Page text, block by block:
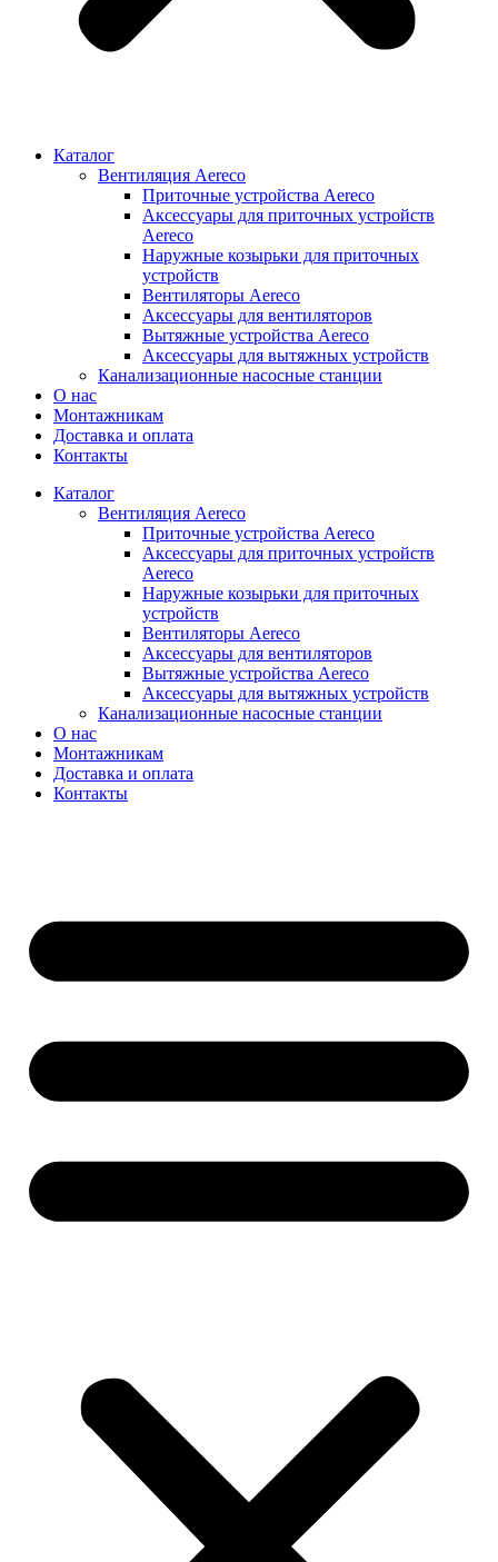
Каталог
Вентиляция Aereco
Приточные устройства Aereco
Аксессуары для приточных устройств
Aereco
Наружные козырьки для приточных
устройств
Вентиляторы Aereco
Аксессуары для вентиляторов
Вытяжные устройства Aereco
Аксессуары для вытяжных устройств
Канализационные насосные станции
О нас
Монтажникам
Доставка и оплата
Контакты
Каталог
Вентиляция Aereco
Приточные устройства Aereco
Аксессуары для приточных устройств
Aereco
Наружные козырьки для приточных
устройств
Вентиляторы Aereco
Аксессуары для вентиляторов
Вытяжные устройства Aereco
Аксессуары для вытяжных устройств
Канализационные насосные станции
О нас
Монтажникам
Доставка и оплата
Контакты